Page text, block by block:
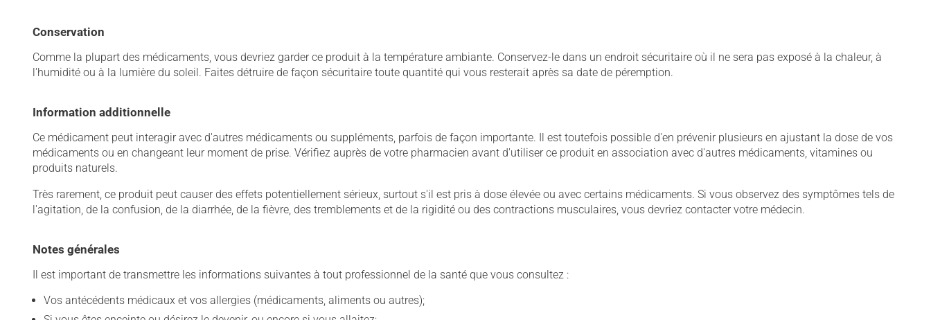
Conservation
Comme la plupart des médicaments, vous devriez garder ce produit à la température ambiante. Conservez-le dans un endroit sécuritaire où il ne sera pas exposé à la chaleur, à
l'humidité ou à la lumière du soleil. Faites détruire de façon sécuritaire toute quantité qui vous resterait après sa date de péremption.
Information additionnelle
Ce médicament peut interagir avec d'autres médicaments ou suppléments, parfois de façon importante. Il est toutefois possible d'en prévenir plusieurs en ajustant la dose de vos
médicaments ou en changeant leur moment de prise. Vérifiez auprès de votre pharmacien avant d'utiliser ce produit en association avec d'autres médicaments, vitamines ou
produits naturels.
Très rarement, ce produit peut causer des effets potentiellement sérieux, surtout s'il est pris à dose élevée ou avec certains médicaments. Si vous observez des symptômes tels de
l'agitation, de la confusion, de la diarrhée, de la fièvre, des tremblements et de la rigidité ou des contractions musculaires, vous devriez contacter votre médecin.
Notes générales
Il est important de transmettre les informations suivantes à tout professionnel de la santé que vous consultez :
Vos antécédents médicaux et vos allergies (médicaments, aliments ou autres);